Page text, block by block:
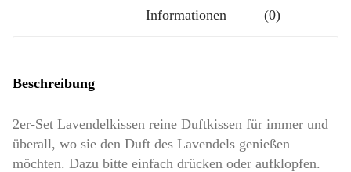
Informationen
(0)
Beschreibung
2er-Set Lavendelkissen reine Duftkissen für immer und
überall, wo sie den Duft des Lavendels genießen
möchten. Dazu bitte einfach drücken oder aufklopfen.